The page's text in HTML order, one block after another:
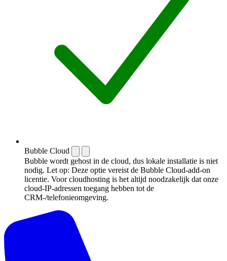
Bubble Cloud
Bubble wordt gehost in de cloud, dus lokale installatie is niet
nodig. Let op: Deze optie vereist de Bubble Cloud-add-on
licentie. Voor cloudhosting is het altijd noodzakelijk dat onze
cloud-IP-adressen toegang hebben tot de
CRM-/telefonieomgeving.